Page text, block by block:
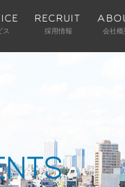
ス
RECRUIT
採用情報 会社概